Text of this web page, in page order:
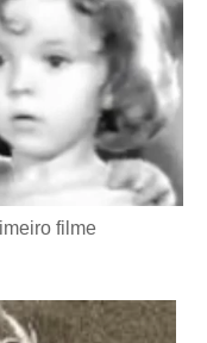
filme